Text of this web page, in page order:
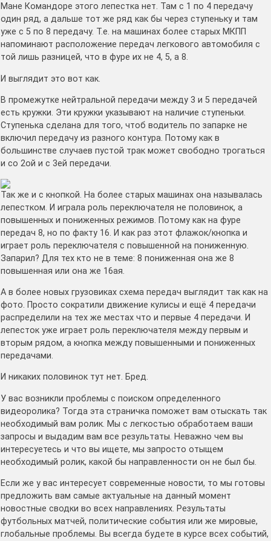
Мане Командоре этого лепестка нет. Там с 1 по 4 передачу
один ряд, а дальше тот же ряд как бы через ступеньку и там
уже с 5 по 8 передачу. Т.е. на машинах более старых МКПП
напоминают расположение передач легкового автомобиля с
той лишь разницей, что в фуре их не 4, 5, а 8.
И выглядит это вот как.
В промежутке нейтральной передачи между 3 и 5 передачей
есть кружки. Эти кружки указывают на наличие ступеньки.
Ступенька сделана для того, чтоб водитель по запарке не
включил передачу из разного контура. Потому как в
большинстве случаев пустой трак может свободно трогаться
и со 2ой и с 3ей передачи.
Так же и с кнопкой. На более старых машинах она называлась
лепестком. И играла роль переключателя не половинок, а
повышенных и пониженных режимов. Потому как на фуре
передач 8, но по факту 16. И как раз этот флажок/кнопка и
играет роль переключателя с повышенной на пониженную.
Запарил? Для тех кто не в теме: 8 пониженная она же 8
повышенная или она же 16ая.
А в более новых грузовиках схема передач выглядит так как на
фото. Просто сократили движение кулисы и ещё 4 передачи
распределили на тех же местах что и первые 4 передачи. И
лепесток уже играет роль переключателя между первым и
вторым рядом, а кнопка между повышенными и пониженных
передачами.
И никаких половинок тут нет. Бред.
У вас возникли проблемы с поиском определенного
видеоролика? Тогда эта страничка поможет вам отыскать так
необходимый вам ролик. Мы с легкостью обработаем ваши
запросы и выдадим вам все результаты. Неважно чем вы
интересуетесь и что вы ищете, мы запросто отыщем
необходимый ролик, какой бы направленности он не был бы.
Если же у вас интересует современные новости, то мы готовы
предложить вам самые актуальные на данный момент
новостные сводки во всех направлениях. Результаты
футбольных матчей, политические события или же мировые,
глобальные проблемы. Вы всегда будете в курсе всех событий,